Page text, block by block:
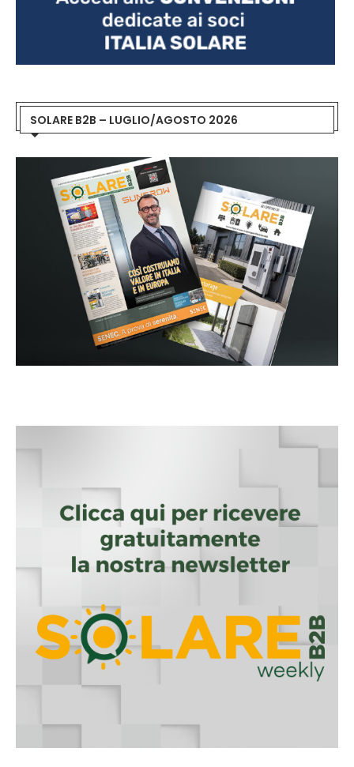
SOLARE B2B – LUGLIO/AGOSTO 2026